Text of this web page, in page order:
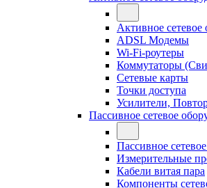
Активное сетевое
ADSL Модемы
Wi-Fi-роутеры
Коммутаторы
Сетевые карты
Точки доступа
Усилители,
Пассивное сетевое
Пассивное
Измерительные
Кабели витая пара
Компоненты